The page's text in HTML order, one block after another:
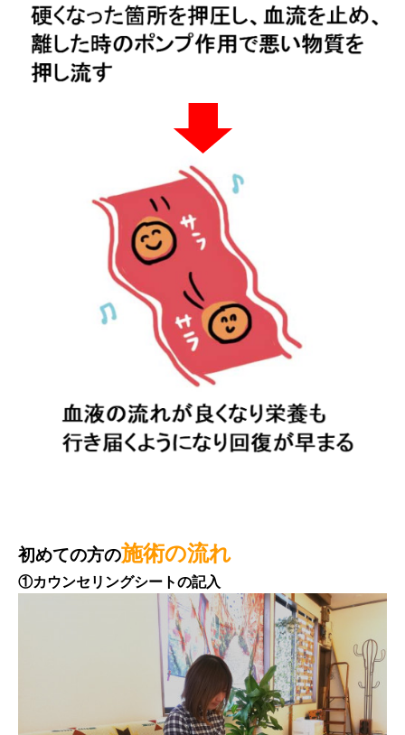
初めての方の施術の流れ
①カウンセリングシートの記入